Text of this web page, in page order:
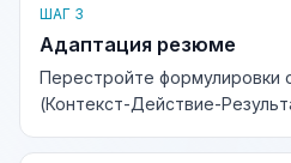
ШАГ 3
Адаптация резюме
Перестройте формулировки
(Контекст-Действие-